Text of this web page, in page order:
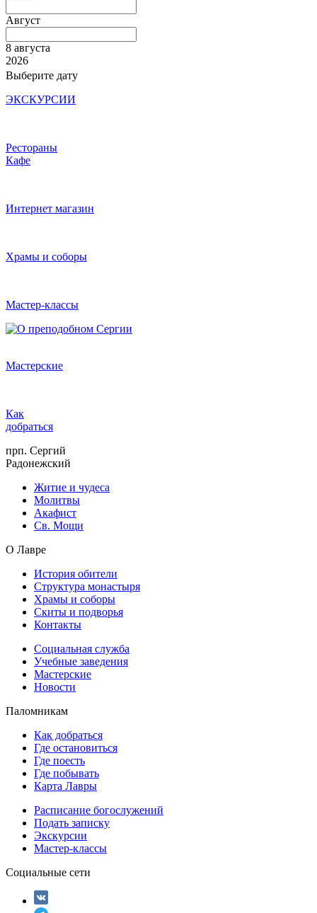
Август
8 августа
2026
Выберите дату
ЭКСКУРСИИ
Рестораны
Кафе
Интернет магазин
Храмы и соборы
Мастер-классы
Мастерские
Как
добраться
прп. Сергий
Радонежский
Житие и чудеса
Молитвы
Акафист
Св. Мощи
О Лавре
История обители
Структура монастыря
Храмы и соборы
Скиты и подворья
Контакты
Социальная служба
Учебные заведения
Мастерские
Новости
Паломникам
Как добраться
Где остановиться
Где поесть
Где побывать
Карта Лавры
Расписание богослужений
Подать записку
Экскурсии
Мастер-классы
Социальные сети